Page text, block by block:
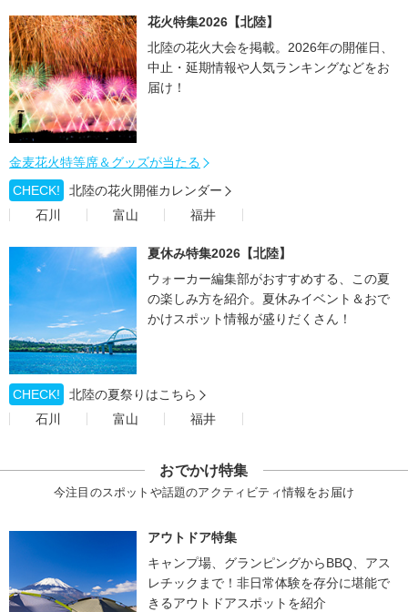
花火特集2026【北陸】
北陸の花火大会を掲載。2026年の開催日、
中止・延期情報や人気ランキングなどをお
届け！
金麦花火特等席＆グッズが当たる
CHECK!
北陸の花火開催カレンダー
石川
富山 福井
夏休み特集2026【北陸】
ウォーカー編集部がおすすめする、この夏
の楽しみ方を紹介。夏休みイベント＆おで
かけスポット情報が盛りだくさん！
CHECK!
北陸の夏祭りはこちら
石川
富山 福井
おでかけ特集
今注目のスポットや話題のアクティビティ情報をお届け
アウトドア特集
キャンプ場、グランピングからBBQ、アス
レチックまで！非日常体験を存分に堪能で
きるアウトドアスポットを紹介